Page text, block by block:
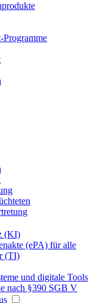
Programme
(KI)
(ePA) für alle
(TI)
und digitale Tools
nach §390 SGB V